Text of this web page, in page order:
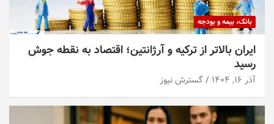
بانک، بیمه و بودجه
ایران بالاتر از ترکیه و آرژانتین؛ اقتصاد به نقطه جوش
رسید
آذر ۱۶, ۱۴۰۴ گسترش نیوز